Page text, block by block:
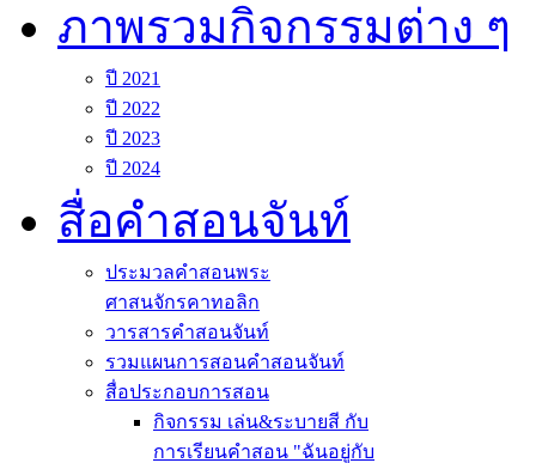
ภาพรวมกิจกรรมต่าง ๆ
ปี 2021
ปี 2022
ปี 2023
ปี 2024
สื่อคำสอนจันท์
ประมวลคำสอนพระ
ศาสนจักรคาทอลิก
วารสารคำสอนจันท์
รวมแผนการสอนคำสอนจันท์
สื่อประกอบการสอน
กิจกรรม เล่น&ระบายสี กับ
การเรียนคำสอน "ฉันอยู่กับ